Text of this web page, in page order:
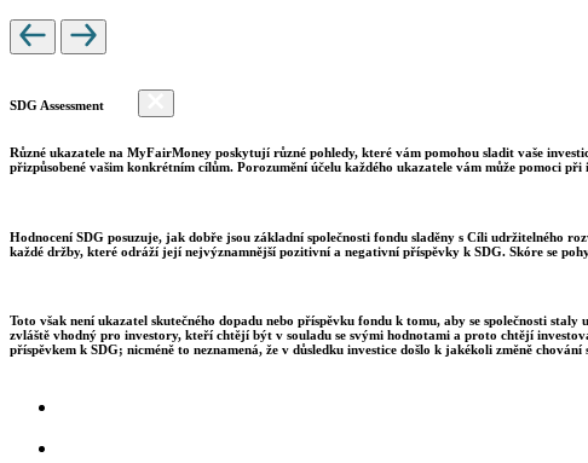
SDG Assessment
Různé ukazatele na MyFairMoney poskytují různé pohledy, které vám pomohou sladit vaše
přizpůsobené vašim konkrétním cílům. Porozumění účelu každého ukazatele vám může pomoci
Hodnocení SDG posuzuje, jak dobře jsou základní společnosti fondu sladěny s Cíli udržitelného
každé držby, které odráží její nejvýznamnější pozitivní a negativní příspěvky k SDG. Skóre se
Toto však není ukazatel skutečného dopadu nebo příspěvku fondu k tomu, aby se společnosti
zvláště vhodný pro investory, kteří chtějí být v souladu se svými hodnotami a proto chtějí
příspěvkem k SDG; nicméně to neznamená, že v důsledku investice došlo k jakékoli změně chování